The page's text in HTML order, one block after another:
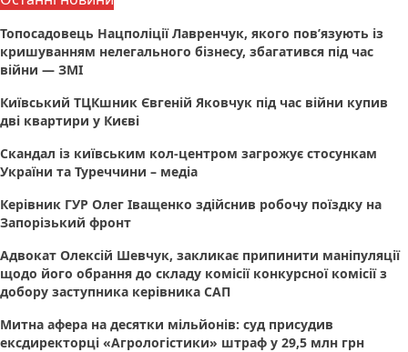
Топосадовець Нацполіції Лавренчук, якого пов’язують із
кришуванням нелегального бізнесу, збагатився під час
війни — ЗМІ
Київський ТЦКшник Євгеній Яковчук під час війни купив
дві квартири у Києві
Скандал із київським кол-центром загрожує стосункам
України та Туреччини – медіа
Керівник ГУР Олег Іващенко здійснив робочу поїздку на
Запорізький фронт
Адвокат Олексій Шевчук, закликає припинити маніпуляції
щодо його обрання до складу комісії конкурсної комісії з
добору заступника керівника САП
Митна афера на десятки мільйонів: суд присудив
ексдиректорці «Агрологістики» штраф у 29,5 млн грн